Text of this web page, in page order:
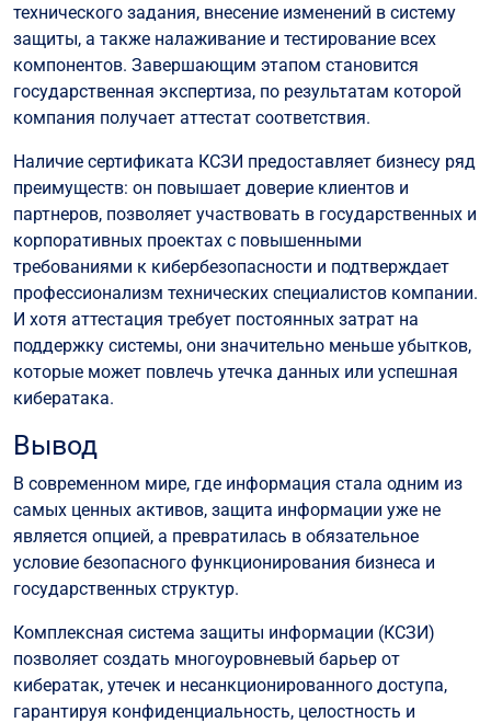
технического задания, внесение изменений в систему
защиты, а также налаживание и тестирование всех
компонентов. Завершающим этапом становится
государственная экспертиза, по результатам которой
компания получает аттестат соответствия.
Наличие сертификата КСЗИ предоставляет бизнесу ряд
преимуществ: он повышает доверие клиентов и
партнеров, позволяет участвовать в государственных и
корпоративных проектах с повышенными
требованиями к кибербезопасности и подтверждает
профессионализм технических специалистов компании.
И хотя аттестация требует постоянных затрат на
поддержку системы, они значительно меньше убытков,
которые может повлечь утечка данных или успешная
кибератака.
Вывод
В современном мире, где информация стала одним из
самых ценных активов, защита информации уже не
является опцией, а превратилась в обязательное
условие безопасного функционирования бизнеса и
государственных структур.
Комплексная система защиты информации (КСЗИ)
позволяет создать многоуровневый барьер от
кибератак, утечек и несанкционированного доступа,
гарантируя конфиденциальность, целостность и